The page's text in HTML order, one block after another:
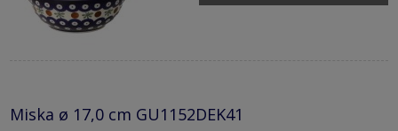
Miska ø 17,0 cm GU1152DEK41